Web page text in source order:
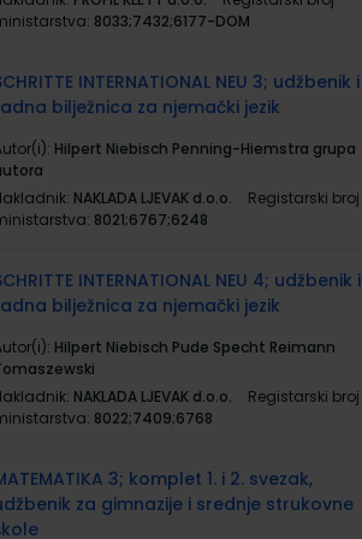
8033;7432;6177-DOM
INTERNATIONAL NEU 3; udžbenik i
bilježnica za njemački jezik
Hilpert Niebisch Penning-Hiemstra grupa
NAKLADA LJEVAK d.o.o.
Registarski broj
8021;6767;6248
INTERNATIONAL NEU 4; udžbenik i
bilježnica za njemački jezik
Hilpert Niebisch Pude Specht Reimann
NAKLADA LJEVAK d.o.o.
Registarski broj
8022;7409;6768
3; komplet 1. i 2. svezak,
za gimnazije i srednje strukovne